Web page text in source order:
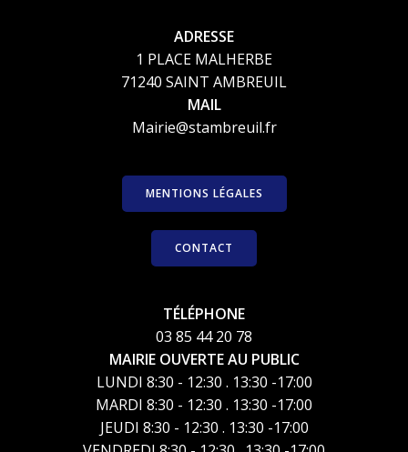
ADRESSE
1 PLACE MALHERBE
71240 SAINT AMBREUIL
MAIL
Mairie@stambreuil.fr
MENTIONS LÉGALES
CONTACT
TÉLÉPHONE
03 85 44 20 78
MAIRIE OUVERTE AU PUBLIC
LUNDI 8:30 - 12:30 . 13:30 -17:00
MARDI 8:30 - 12:30 . 13:30 -17:00
JEUDI 8:30 - 12:30 . 13:30 -17:00